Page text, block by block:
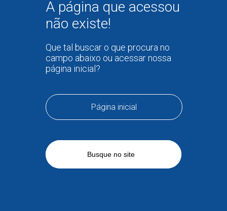
A página que acessou
não existe!
Que tal buscar o que procura no
campo abaixo ou acessar nossa
página inicial?
Página inicial